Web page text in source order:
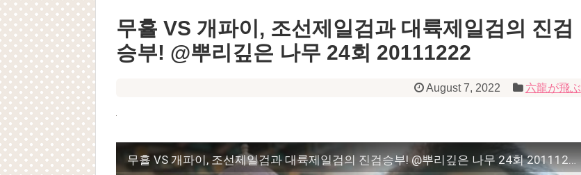
무휼 VS 개파이, 조선제일검과 대륙제일검의 진검
승부! @뿌리깊은 나무 24회 20111222
August 7, 2022 六龍が飛ぶ
무휼 VS 개파이, 조선제일검과 대륙제일검의 진검승부! @뿌리깊은 나무 24회 20111222